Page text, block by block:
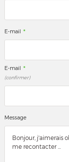
E-mail *
E-mail *
(confirmer)
Message